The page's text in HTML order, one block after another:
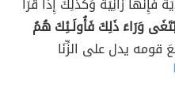
وَرَاءَ ذَلِكَ فَأُولَـئِكَ هُمُ
يدل على الزِّنَا